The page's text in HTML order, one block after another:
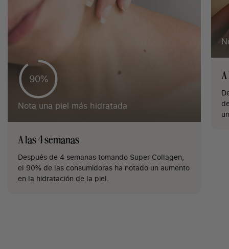
90%
Nota una piel más hidratada
A las 4 semanas
Después de 4 semanas tomando Super Collagen,
el 90% de las consumidoras ha notado un aumento
en la hidratación de la piel.